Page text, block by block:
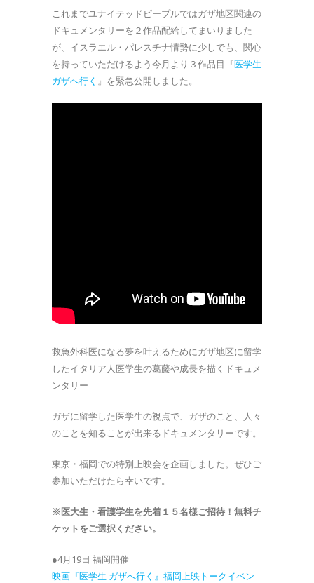
これまでユナイテッドピープルではガザ地区関連の
ドキュメンタリーを２作品配給してまいりました
が、イスラエル・パレスチナ情勢に少しでも、関心
を持っていただけるよう今月より３作品目『医学生
ガザへ行く 』を緊急公開しました。
救急外科医になる夢を叶えるためにガザ地区に留学
したイタリア人医学生の葛藤や成長を描くドキュメ
ンタリー
ガザに留学した医学生の視点で、ガザのこと、人々
のことを知ることが出来るドキュメンタリーです。
東京・福岡での特別上映会を企画しました。ぜひご
参加いただけたら幸いです。
※医大生・看護学生を先着１５名様ご招待！無料チ
ケットをご選択ください。
●4月19日 福岡開催
映画『医学生 ガザへ行く』福岡上映トークイベン